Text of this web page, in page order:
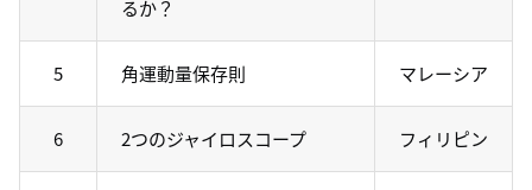
るか？
5 角運動量保存則 マレーシア
6 2つのジャイロスコープ フィリピン